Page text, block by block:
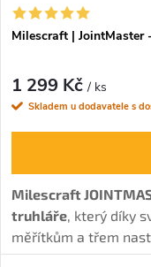
d
u
k
t
ů
o
d
u
k
t
ů
Milescraft |
1 299 Kč/ ks
Skladem u dodavatele s
Milescraft
truhláře , který díky
měřítkům a třem
mm)zaručuje pevné